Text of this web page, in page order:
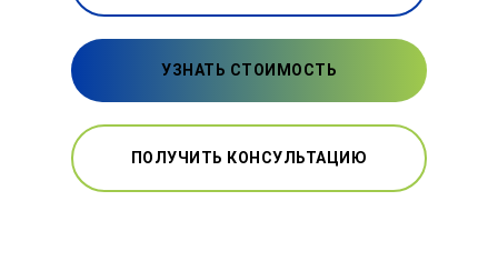
УЗНАТЬ СТОИМОСТЬ
ПОЛУЧИТЬ КОНСУЛЬТАЦИЮ